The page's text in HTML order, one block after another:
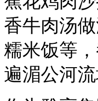
香牛肉汤
糯米饭等
遍湄公河